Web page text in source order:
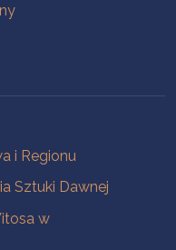
i Regionu
Sztuki Dawnej
w